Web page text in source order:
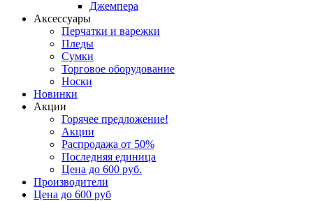
Джемпера
Аксессуары
Перчатки и варежки
Пледы
Сумки
Торговое оборудование
Носки
Новинки
Акции
Горячее предложение!
Акции
Распродажа от 50%
Последняя единица
Цена до 600 руб.
Производители
Цена до 600 руб